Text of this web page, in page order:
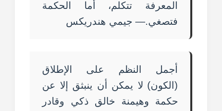
المعرفة تتكلم، أما الحكمة
فتصغي.— جيمي هندريكس
أجمل النظم على الإطلاق
(الكون) لا يمكن أن ينبثق إلا عن
حكمة وهيمنة خالق ذكي وقادر